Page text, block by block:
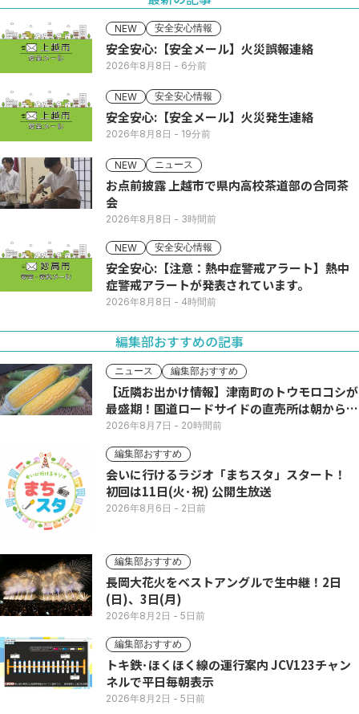
NEW 安全安心情報
安全安心:【安全メール】火災誤報連絡
2026年8月8日 - 6分前
NEW 安全安心情報
安全安心:【安全メール】火災発生連絡
2026年8月8日 - 19分前
NEW ニュース
お点前披露 上越市で県内高校茶道部の合同茶
会
2026年8月8日 - 3時間前
NEW 安全安心情報
安全安心:【注意：熱中症警戒アラート】熱中
症警戒アラートが発表されています。
2026年8月8日 - 4時間前
編集部おすすめの記事
ニュース 編集部おすすめ
【近隣お出かけ情報】津南町のトウモロコシが
最盛期！国道ロードサイドの直売所は朝から長
い列
2026年8月7日 - 20時間前
編集部おすすめ
会いに行けるラジオ「まちスタ」スタート！
初回は11日(火･祝) 公開生放送
2026年8月6日 - 2日前
編集部おすすめ
長岡大花火をベストアングルで生中継！2日
(日)、3日(月)
2026年8月2日 - 5日前
編集部おすすめ
トキ鉄･ほくほく線の運行案内 JCV123チャン
ネルで平日毎朝表示
2026年8月2日 - 5日前